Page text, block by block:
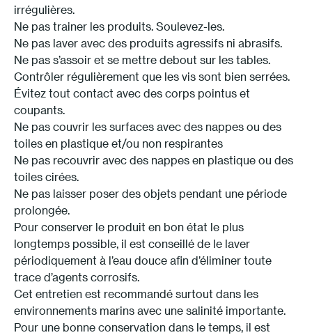
irrégulières.
Ne pas trainer les produits. Soulevez-les.
Ne pas laver avec des produits agressifs ni abrasifs.
Ne pas s’assoir et se mettre debout sur les tables.
Contrôler régulièrement que les vis sont bien serrées.
Évitez tout contact avec des corps pointus et
coupants.
Ne pas couvrir les surfaces avec des nappes ou des
toiles en plastique et/ou non respirantes
Ne pas recouvrir avec des nappes en plastique ou des
toiles cirées.
Ne pas laisser poser des objets pendant une période
prolongée.
Pour conserver le produit en bon état le plus
longtemps possible, il est conseillé de le laver
périodiquement à l’eau douce afin d’éliminer toute
trace d’agents corrosifs.
Cet entretien est recommandé surtout dans les
environnements marins avec une salinité importante.
Pour une bonne conservation dans le temps, il est